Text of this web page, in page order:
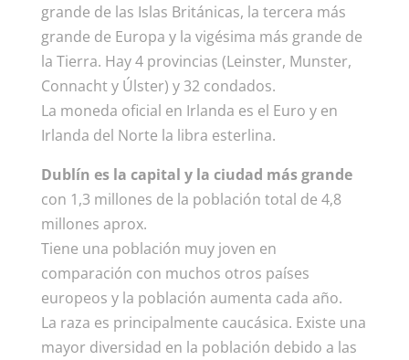
grande de las Islas Británicas, la tercera más
grande de Europa y la vigésima más grande de
la Tierra. Hay 4 provincias (Leinster, Munster,
Connacht y Úlster) y 32 condados.
La moneda oficial en Irlanda es el Euro y en
Irlanda del Norte la libra esterlina.
Dublín es la capital y la ciudad más grande
con 1,3 millones de la población total de 4,8
millones aprox.
Tiene una población muy joven en
comparación con muchos otros países
europeos y la población aumenta cada año.
La raza es principalmente caucásica. Existe una
mayor diversidad en la población debido a las